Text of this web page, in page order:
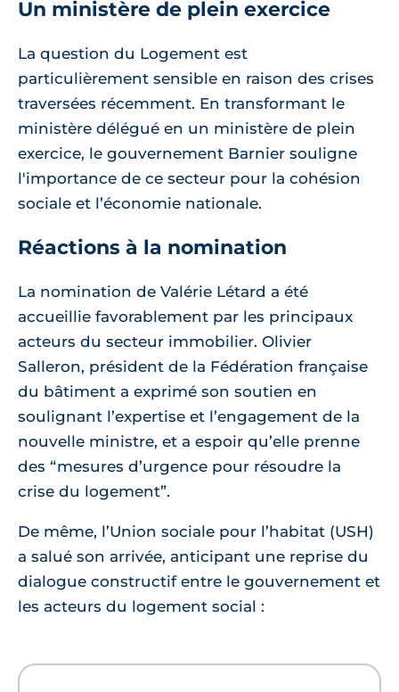
Un ministère de plein exercice
La question du Logement est
particulièrement sensible en raison des crises
traversées récemment. En transformant le
ministère délégué en un ministère de plein
exercice, le gouvernement Barnier souligne
l'importance de ce secteur pour la cohésion
sociale et l’économie nationale.
Réactions à la nomination
La nomination de Valérie Létard a été
accueillie favorablement par les principaux
acteurs du secteur immobilier. Olivier
Salleron, président de la Fédération française
du bâtiment a exprimé son soutien en
soulignant l’expertise et l’engagement de la
nouvelle ministre, et a espoir qu’elle prenne
des “mesures d’urgence pour résoudre la
crise du logement”.
De même, l’Union sociale pour l’habitat (USH)
a salué son arrivée, anticipant une reprise du
dialogue constructif entre le gouvernement et
les acteurs du logement social :